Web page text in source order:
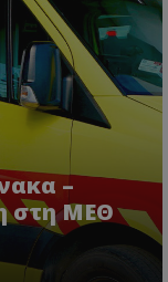
–
στη ΜΕΘ
Corporation